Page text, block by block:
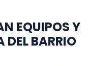
EQUIPOS Y
DEL BARRIO